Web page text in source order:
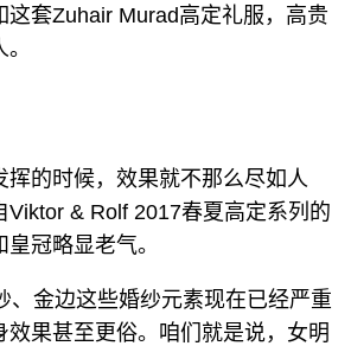
这套Zuhair Murad高定礼服，高贵
挥的时候，效果就不那么尽如人
Viktor & Rolf 2017春夏高定系列的
冠略显老气。
、金边这些婚纱元素现在已经严重
效果甚至更俗。咱们就是说，女明